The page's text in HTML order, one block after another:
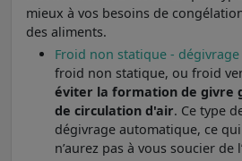
mieux à vos besoins de
des aliments.
Froid non statique -
froid non statique, ou froid
éviter la formation de givre
de circulation d'air. Ce type
dégivrage automatique, ce
n’aurez pas à vous soucier de